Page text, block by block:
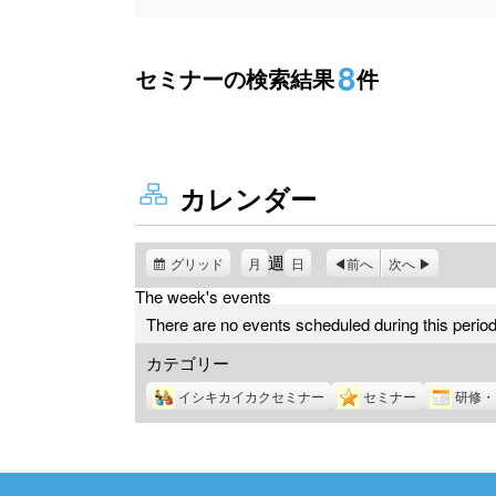
セミナーの検索結果8件
カレンダー
グリッド 月 週 日 前へ 次へ
The week's events
There are no events scheduled during this
カテゴリー
イシキカイカクセミナー セミナー 研修